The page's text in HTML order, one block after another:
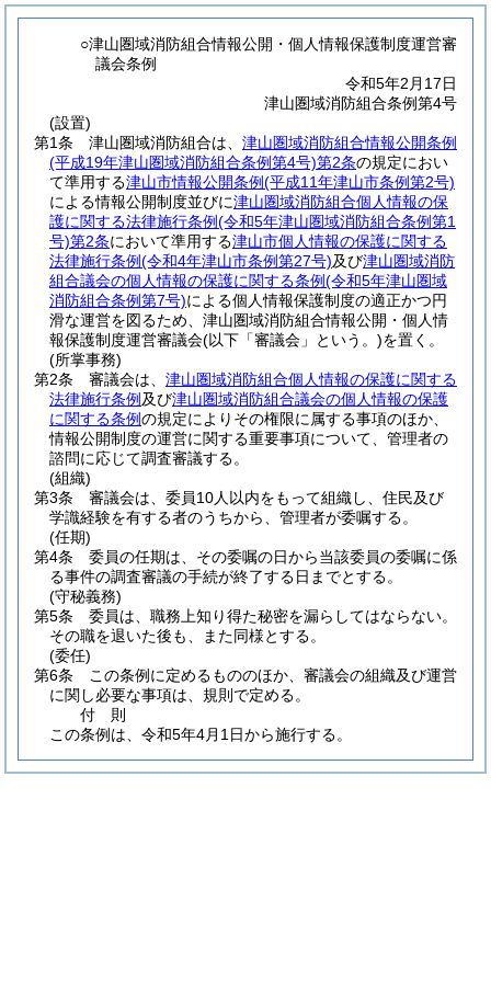
○津山圏域消防組合情報公開・個人情報保護制度運営審
議会条例
令和5年2月17日
津山圏域消防組合条例第4号
(設置)
第1条
津山圏域消防組合は、 津山圏域消防組合情報公開条例
(平成19年津山圏域消防組合条例第4号)第2条の規定におい
て準用する津山市情報公開条例(平成11年津山市条例第2号)
による情報公開制度並びに津山圏域消防組合個人情報の保
護に関する法律施行条例(令和5年津山圏域消防組合条例第1
号)第2条において準用する津山市個人情報の保護に関する
法律施行条例(令和4年津山市条例第27号)及び津山圏域消防
組合議会の個人情報の保護に関する条例(令和5年津山圏域
消防組合条例第7号)による個人情報保護制度の適正かつ円
滑な運営を図るため、津山圏域消防組合情報公開・個人情
報保護制度運営審議会(以下「審議会」という。)を置く。
(所掌事務)
第2条
審議会は、 津山圏域消防組合個人情報の保護に関する
法律施行条例 及び津山圏域消防組合議会の個人情報の保護
に関する条例の規定によりその権限に属する事項のほか、
情報公開制度の運営に関する重要事項について、管理者の
諮問に応じて調査審議する。
(組織)
第3条
審議会は、委員10人以内をもって組織し、住民及び
学識経験を有する者のうちから、管理者が委嘱する。
(任期)
第4条
委員の任期は、その委嘱の日から当該委員の委嘱に係
る事件の調査審議の手続が終了する日までとする。
(守秘義務)
第5条
委員は、職務上知り得た秘密を漏らしてはならない。
その職を退いた後も、また同様とする。
(委任)
第6条
この条例に定めるもののほか、審議会の組織及び運営
に関し必要な事項は、規則で定める。
付 則
この条例は、令和5年4月1日から施行する。